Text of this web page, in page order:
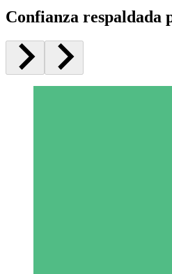
Confianza respaldada